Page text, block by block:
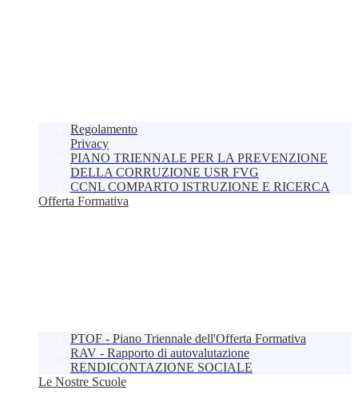
Regolamento
Privacy
PIANO TRIENNALE PER LA PREVENZIONE
DELLA CORRUZIONE USR FVG
CCNL COMPARTO ISTRUZIONE E RICERCA
Offerta Formativa
PTOF - Piano Triennale dell'Offerta Formativa
RAV - Rapporto di autovalutazione
RENDICONTAZIONE SOCIALE
Le Nostre Scuole